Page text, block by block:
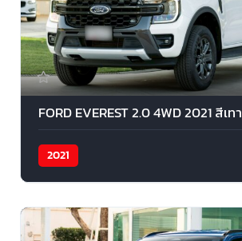
FORD EVEREST 2.0 4WD 2021 สีเทา
2021